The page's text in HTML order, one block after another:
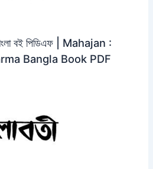
বই পিডিএফ | Mahajan :
Bangla Book PDF